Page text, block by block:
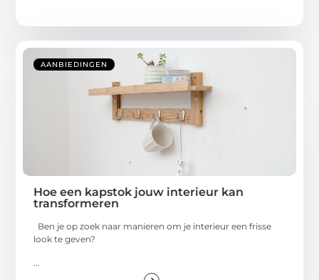
AANBIEDINGEN
Hoe een kapstok jouw interieur kan
transformeren
Ben je op zoek naar manieren om je interieur een frisse
look te geven?